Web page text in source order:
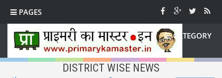
PAGES
CATEGORY
DISTRICT WISE NEWS